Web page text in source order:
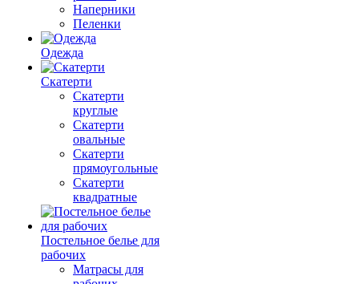
Наперники
Пеленки
Одежда
Скатерти
Скатерти
круглые
Скатерти
овальные
Скатерти
прямоугольные
Скатерти
квадратные
Постельное белье для
рабочих
Матрасы для